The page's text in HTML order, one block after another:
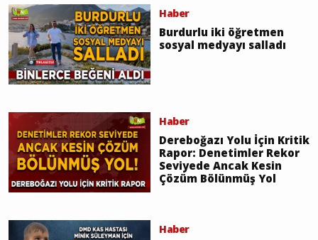
Haber
Burdurlu iki öğretmen
sosyal medyayı salladı
Haber
Dereboğazı Yolu İçin Kritik
Rapor: Denetimler Rekor
Seviyede Ancak Kesin
Çözüm Bölünmüş Yol
Haber